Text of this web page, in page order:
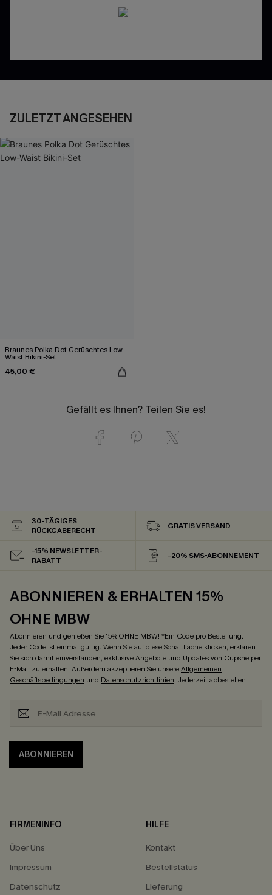
ZULETZT ANGESEHEN
Braunes Polka Dot Gerüschtes Low-
Waist Bikini-Set
45,00 €
Gefällt es Ihnen? Teilen Sie es!
30-TÄGIGES
RÜCKGABERECHT
GRATIS VERSAND
-15% NEWSLETTER-
RABATT
-20% SMS-ABONNEMENT
ABONNIEREN & ERHALTEN 15%
OHNE MBW
Abonnieren und genießen Sie 15% OHNE MBW! *Ein Code pro Bestellung.
Jeder Code ist einmal gültig. Wenn Sie auf diese Schaltfläche klicken, erklären
Sie sich damit einverstanden, exklusive Angebote und Updates von Cupshe per
E-Mail zu erhalten. Außerdem akzeptieren Sie unsereAllgemeinen
Geschäftsbedingungen und Datenschutzrichtlinien. Jederzeit abbestellen.
ABONNIEREN
FIRMENINFO
Über Uns
Impressum
Datenschutz
HILFE
Kontakt
Bestellstatus
Lieferung